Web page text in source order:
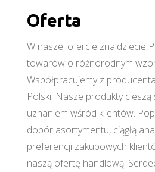
Oferta
W naszej ofercie znajdziecie
towarów o różnorodnym
Współpracujemy z
Polski. Nasze produkty cieszą
uznaniem wśród klientów.
dobór asortymentu, ciągłą
preferencji zakupowych
naszą ofertę handlową.